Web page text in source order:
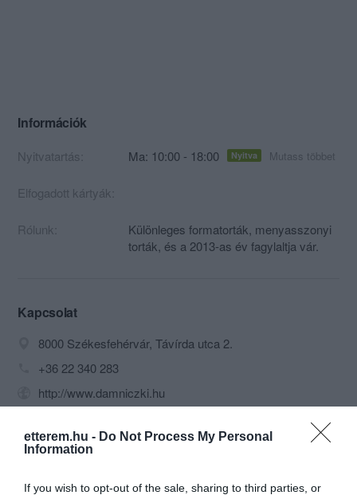
etterem.hu - Do Not Process My Personal
Information
If you wish to opt-out of the sale, sharing to third parties, or
Információk
Nyitvatartás: Ma: 10:00 - 18:00 Nyitva Mutass többet
Elfogadott kártyák:
Rólunk:
Különleges formatorták, menyasszonyi
torták, és a 2013-as év fagylaltja vár.
Kapcsolat
8000 Székesfehérvár, Távírda utca 2.
+36 22 340 283
http://www.damniczki.hu